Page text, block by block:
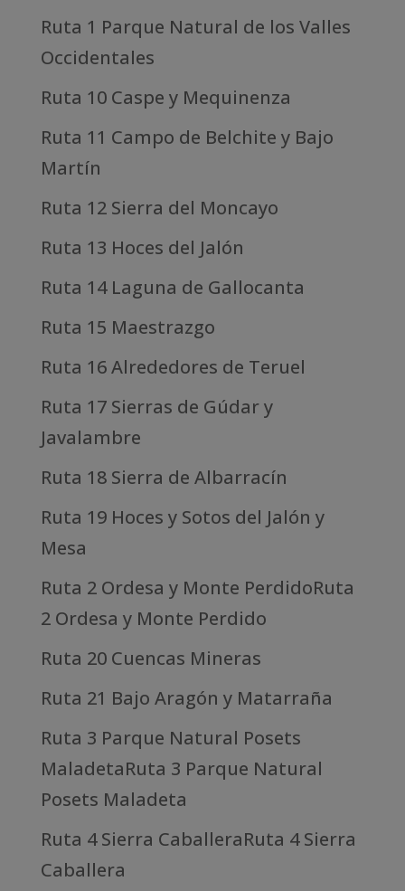
Ruta 1 Parque Natural de los Valles
Occidentales
Ruta 10 Caspe y Mequinenza
Ruta 11 Campo de Belchite y Bajo
Martín
Ruta 12 Sierra del Moncayo
Ruta 13 Hoces del Jalón
Ruta 14 Laguna de Gallocanta
Ruta 15 Maestrazgo
Ruta 16 Alrededores de Teruel
Ruta 17 Sierras de Gúdar y
Javalambre
Ruta 18 Sierra de Albarracín
Ruta 19 Hoces y Sotos del Jalón y
Mesa
Ruta 2 Ordesa y Monte PerdidoRuta
2 Ordesa y Monte Perdido
Ruta 20 Cuencas Mineras
Ruta 21 Bajo Aragón y Matarraña
Ruta 3 Parque Natural Posets
MaladetaRuta 3 Parque Natural
Posets Maladeta
Ruta 4 Sierra CaballeraRuta 4 Sierra
Caballera